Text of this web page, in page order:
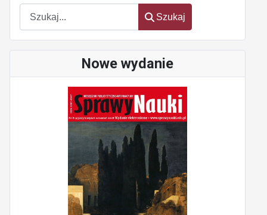
Szukaj
Szukaj
Nowe wydanie